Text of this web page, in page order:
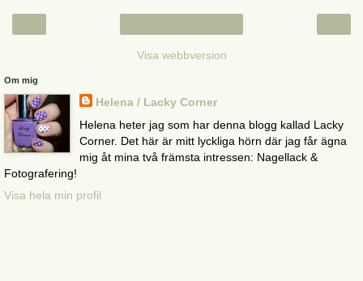
Visa webbversion
Om mig
Helena / Lacky Corner
Helena heter jag som har denna blogg kallad Lacky
Corner. Det här är mitt lyckliga hörn där jag får ägna
mig åt mina två främsta intressen: Nagellack &
Fotografering!
Visa hela min profil